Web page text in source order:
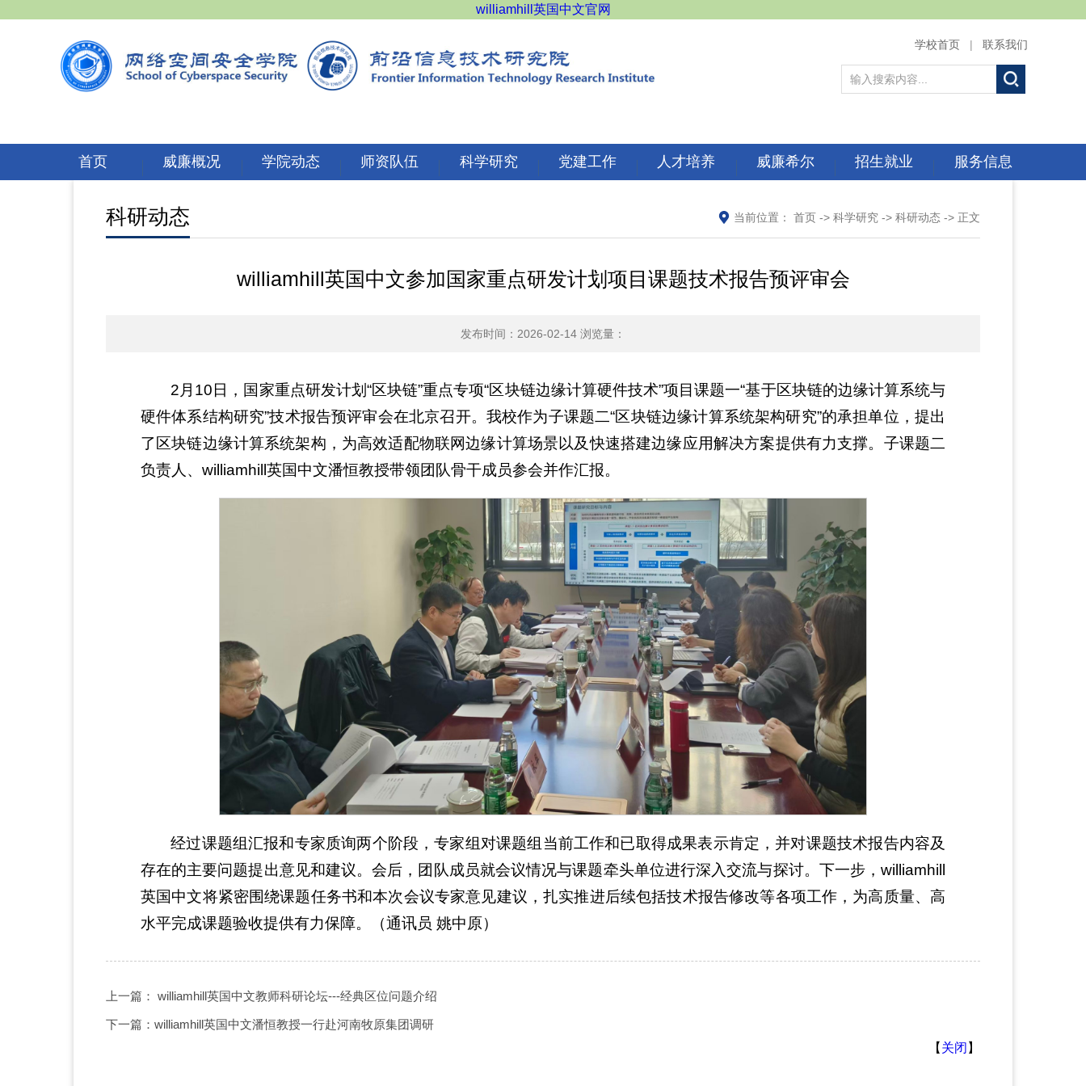
williamhill英国中文官网
学校首页 | 联系我们
首页 威廉概况 学院动态 师资队伍 科学研究 党建工作 人才培养 威廉希尔 招生就业 服务信息
当前位置： 首页 ->科学研究 ->科研动态 -> 正文
科研动态
williamhill英国中文参加国家重点研发计划项目课题技术报告预评审会
发布时间：2026-02-14 浏览量：
2月10日，国家重点研发计划“区块链”重点专项“区块链边缘计算硬件技术”项目课题一“基于区块链的边缘计算系统与
硬件体系结构研究”技术报告预评审会在北京召开。我校作为子课题二“区块链边缘计算系统架构研究”的承担单位，提出
了区块链边缘计算系统架构，为高效适配物联网边缘计算场景以及快速搭建边缘应用解决方案提供有力支撑。子课题二
负责人、williamhill英国中文潘恒教授带领团队骨干成员参会并作汇报。
经过课题组汇报和专家质询两个阶段，专家组对课题组当前工作和已取得成果表示肯定，并对课题技术报告内容及
存在的主要问题提出意见和建议。会后，团队成员就会议情况与课题牵头单位进行深入交流与探讨。下一步，williamhill
英国中文将紧密围绕课题任务书和本次会议专家意见建议，扎实推进后续包括技术报告修改等各项工作，为高质量、高
水平完成课题验收提供有力保障。（通讯员 姚中原）
上一篇： williamhill英国中文教师科研论坛---经典区位问题介绍
下一篇：williamhill英国中文潘恒教授一行赴河南牧原集团调研
【 关闭 】